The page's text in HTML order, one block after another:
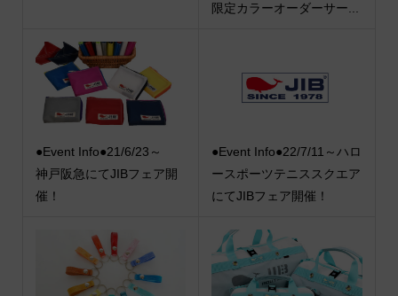
限定カラーオーダーサー...
●Event Info●21/6/23～
神戸阪急にてJIBフェア開
催！
●Event Info●22/7/11～ハロ
ースポーツテニススクエア
にてJIBフェア開催！